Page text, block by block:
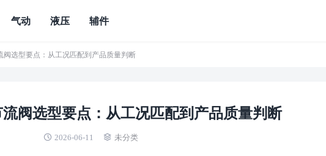
气动 液压 辅件
阀选型要点：从工况匹配到产品质量判断
阀选型要点：从工况匹配到产品质量判断
2026-06-11 未分类